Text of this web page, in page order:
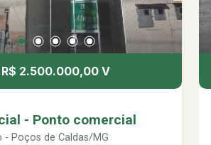
R$ 2.500.000,00 V
- Ponto comercial
- Poços de Caldas/MG